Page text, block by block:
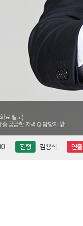
료 별도)
궁금한 저녁 Q 담당자 앞
진행 김용석 연출